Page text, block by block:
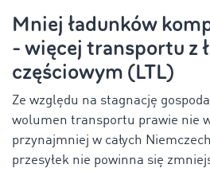
Mniej ładunków
- więcej transportu z
częściowym (LTL)
Ze względu na stagnację
wolumen transportu prawie nie
przynajmniej w całych
przesyłek nie powinna się